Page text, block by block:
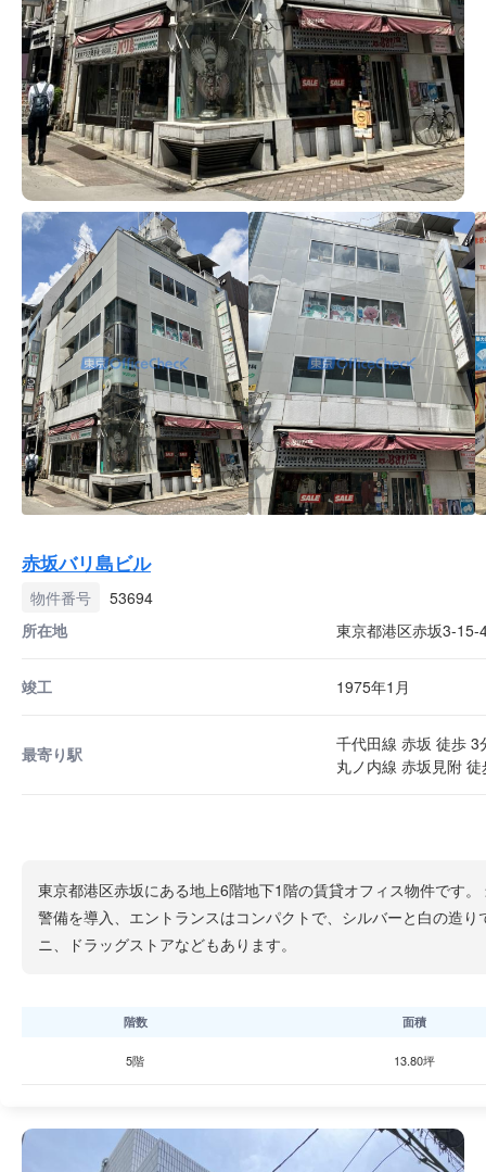
赤坂バリ島ビル
物件番号
53694
所在地
東京都港区赤坂3-15-
竣工 1975年1月
最寄り駅
千代田線 赤坂 徒歩 3
丸ノ内線 赤坂見附
東京都港区赤坂にある地上6階地下1階の賃貸オフィス物件です
警備を導入、エントランスはコンパクトで、シルバーと白の造
ニ、ドラッグストアなどもあります。
階数 面積
5階 13.80坪